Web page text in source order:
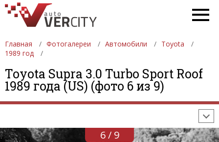
Главная Фотогалереи Автомобили
Toyota
1989 год
Toyota Supra 3.0 Turbo Sport Roof
1989 года (US) (фото 6 из 9)
ФОТОГАЛЕРЕИ АВТОМОБИЛИ
ДЕВУШКИ
АВТОСАЛОНЫ
ФОРМУЛА-1
6 / 9